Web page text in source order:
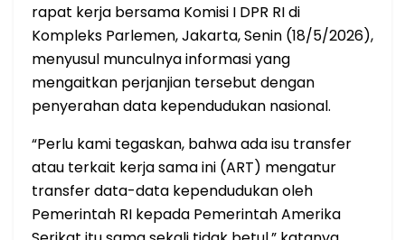
rapat kerja bersama Komisi I DPR RI di
Kompleks Parlemen, Jakarta, Senin (18/5/2026),
menyusul munculnya informasi yang
mengaitkan perjanjian tersebut dengan
penyerahan data kependudukan nasional.
“Perlu kami tegaskan, bahwa ada isu transfer
atau terkait kerja sama ini (ART) mengatur
transfer data-data kependudukan oleh
Pemerintah RI kepada Pemerintah Amerika